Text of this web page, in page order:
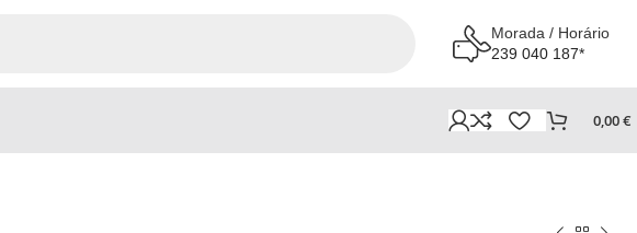
Morada / Horário
239 040 187*
0,00€